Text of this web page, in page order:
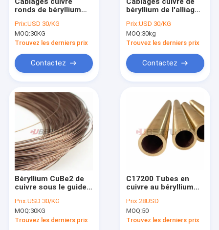
ronds de béryllium
ASTM B197
Prix:USD 30/KG
MOQ:30KG
Trouvez les derniers prix
Contactez
béryllium de l'alliage
des bobines dans les
bobines
Prix:USD 30/KG
MOQ:30kg
Trouvez les derniers prix
Contactez
Béryllium CuBe2 de
cuivre sous le guide
l'industrie électrique
Prix:USD 30/KG
MOQ:30KG
Trouvez les derniers prix
C17200 Tubes en
cuivre au béryllium
Prix:28USD
MOQ:50
Trouvez les derniers prix